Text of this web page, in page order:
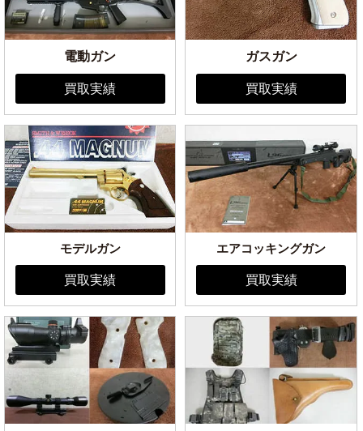
電動ガン
買取実績
ガスガン
買取実績
モデルガン
買取実績
エアコッキングガン
買取実績